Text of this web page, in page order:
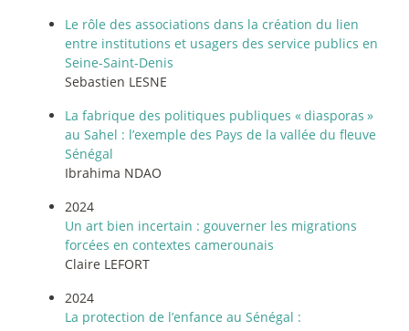
Le rôle des associations dans la création du lien
entre institutions et usagers des service publics en
Seine-Saint-Denis
Sebastien LESNE
La fabrique des politiques publiques «diasporas »
au Sahel : l’exemple des Pays de la vallée du fleuve
Sénégal
Ibrahima NDAO
2024
Un art bien incertain : gouverner les migrations
forcées en contextes camerounais
Claire LEFORT
2024
La protection de l’enfance au Sénégal :